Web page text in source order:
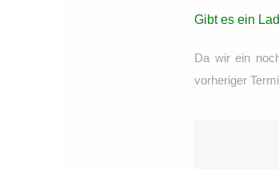
Gibt es ein
Da wir ein
vorheriger